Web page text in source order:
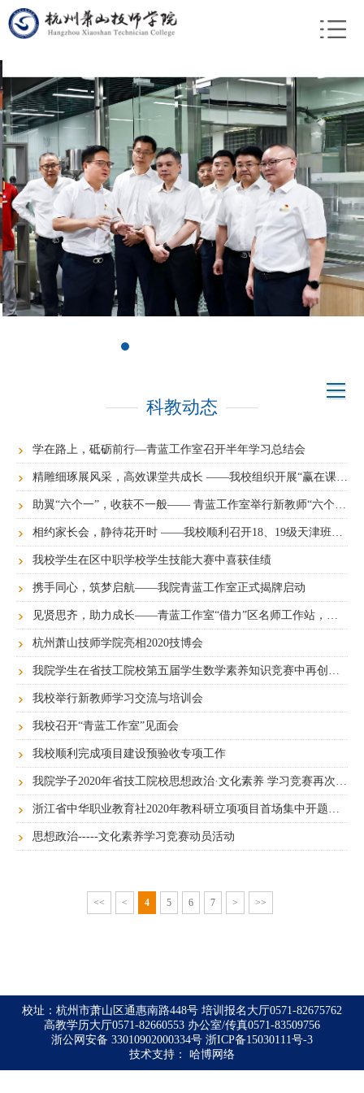
科教动态
学在路上，砥砺前行—青蓝工作室召开半年学习总结会
我校学生在区中职学校学生技能大赛中喜获佳绩
携手同心，筑梦启航——我院青蓝工作室正式揭牌启动
杭州萧山技师学院亮相2020技博会
我校举行新教师学习交流与培训会
我校召开“青蓝工作室”见面会
我校顺利完成项目建设预验收专项工作
思想政治-----文化素养学习竞赛动员活动
<< < 4 5 6 7 > >>
校址：杭州市萧山区通惠南路448号 培训报名大厅0571-82675762
高教学历大厅0571-82660553 办公室/传真0571-83509756
浙公网安备 33010902000334号 浙ICP备15030111号-3
技术支持： 哈博网络